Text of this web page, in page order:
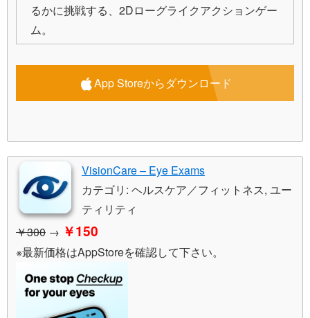
るかに挑戦する、2Dローグライクアクションゲー
ム。
App Storeからダウンロード
VisionCare – Eye Exams
カテゴリ: ヘルスケア／フィットネス, ユー
ティリティ
￥300 → ￥150
※最新価格はAppStoreを確認して下さい。